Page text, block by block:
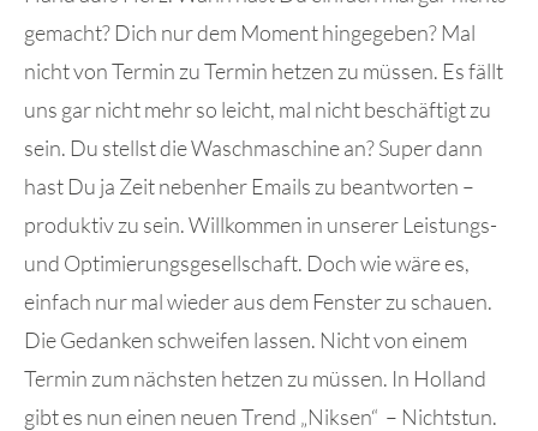
gemacht? Dich nur dem Moment hingegeben? Mal
nicht von Termin zu Termin hetzen zu müssen. Es fällt
uns gar nicht mehr so leicht, mal nicht beschäftigt zu
sein. Du stellst die Waschmaschine an? Super dann
hast Du ja Zeit nebenher Emails zu beantworten –
produktiv zu sein. Willkommen in unserer Leistungs-
und Optimierungsgesellschaft. Doch wie wäre es,
einfach nur mal wieder aus dem Fenster zu schauen.
Die Gedanken schweifen lassen. Nicht von einem
Termin zum nächsten hetzen zu müssen. In Holland
gibt es nun einen neuen Trend „Niksen“ – Nichtstun.